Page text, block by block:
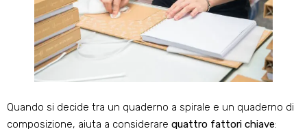
Quando si decide tra un quaderno a spirale e un quaderno di
composizione, aiuta a considerare quattro fattori chiave: